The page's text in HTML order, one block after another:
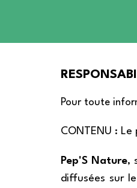
Pour toute
CONTENU :
Pep'S Nature,
diffusées sur